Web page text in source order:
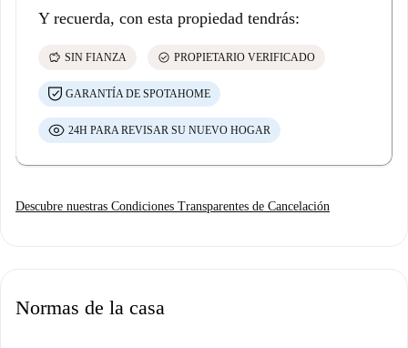
Y recuerda, con esta propiedad tendrás:
savings SIN FIANZA check_circle PROPIETARIO VERIFICADO
GARANTÍA DE SPOTAHOME
24H PARA REVISAR SU NUEVO HOGAR
Descubre nuestras Condiciones Transparentes de Cancelación
Normas de la casa